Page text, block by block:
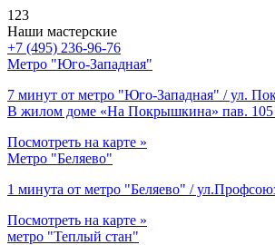
123
Наши мастерские
+7 (495) 236-96-76
Метро "Юго-Западная"
7 минут от метро "Юго-Западная" / ул.
В жилом доме «На Покрышкина» пав. 105
Посмотреть на карте »
Метро "Беляево"
1 минута от метро "Беляево" /
Посмотреть на карте »
метро "Теплый стан"